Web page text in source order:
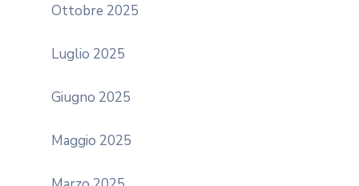
Ottobre 2025
Luglio 2025
Giugno 2025
Maggio 2025